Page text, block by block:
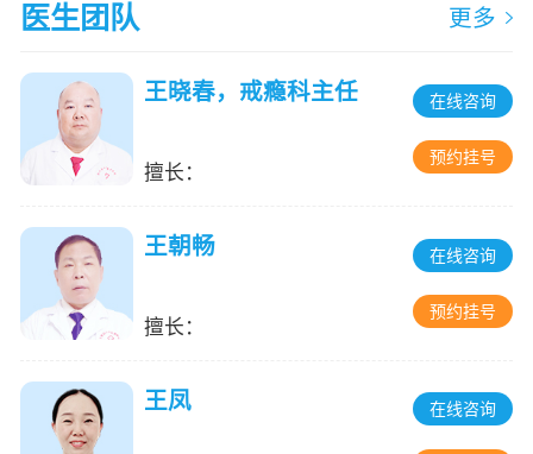
医生团队 更多
王晓春，戒瘾科主任
擅长：
在线咨询
预约挂号
王朝畅
擅长：
在线咨询
预约挂号
王凤 在线咨询